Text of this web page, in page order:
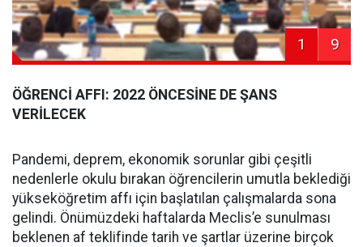
1 9
ÖĞRENCİ AFFI: 2022 ÖNCESİNE DE ŞANS
VERİLECEK
Pandemi, deprem, ekonomik sorunlar gibi çeşitli
nedenlerle okulu bırakan öğrencilerin umutla beklediği
yükseköğretim affı için başlatılan çalışmalarda sona
gelindi. Önümüzdeki haftalarda Meclis’e sunulması
beklenen af teklifinde tarih ve şartlar üzerine birçok